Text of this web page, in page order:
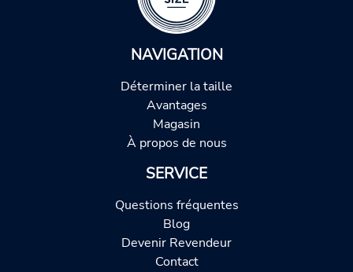
NAVIGATION
Déterminer la taille
Avantages
Magasin
À propos de nous
SERVICE
Questions fréquentes
Blog
Devenir Revendeur
Contact